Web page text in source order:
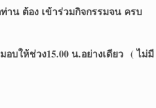
าน ต้อง เข้าร่วมกิจกรรมจน ครบ
บให้ช่วง15.00 น.อย่างเดียว ( ไม่มี